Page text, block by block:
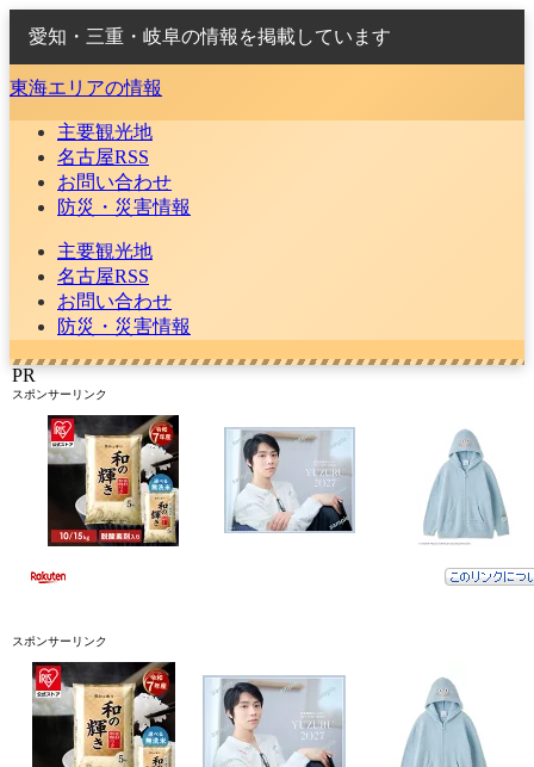
愛知・三重・岐阜の情報を掲載しています
東海エリアの情報
主要観光地
名古屋RSS
お問い合わせ
防災・災害情報
主要観光地
名古屋RSS
お問い合わせ
防災・災害情報
PR
スポンサーリンク
スポンサーリンク